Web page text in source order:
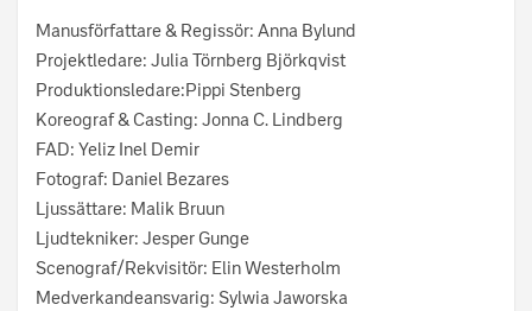
Manusförfattare & Regissör: Anna Bylund
Projektledare: Julia Törnberg Björkqvist
Produktionsledare:Pippi Stenberg
Koreograf & Casting: Jonna C. Lindberg
FAD: Yeliz Inel Demir
Fotograf: Daniel Bezares
Ljussättare: Malik Bruun
Ljudtekniker: Jesper Gunge
Scenograf/Rekvisitör: Elin Westerholm
Medverkandeansvarig: Sylwia Jaworska